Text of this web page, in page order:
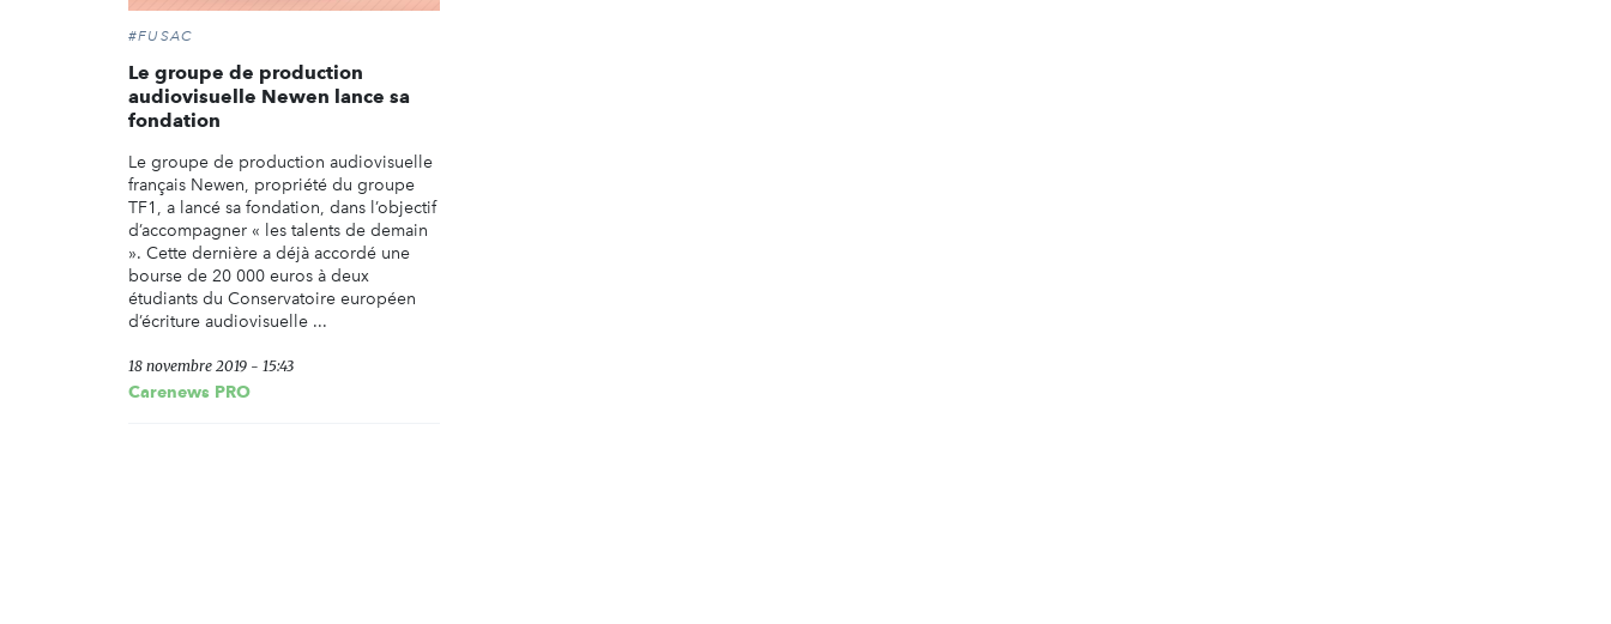
#FUSAC
Le groupe de production
audiovisuelle Newen lance sa
fondation
Le groupe de production audiovisuelle
français Newen, propriété du groupe
TF1, a lancé sa fondation, dans l’objectif
d’accompagner « les talents de demain
». Cette dernière a déjà accordé une
bourse de 20 000 euros à deux
étudiants du Conservatoire européen
d’écriture audiovisuelle ...
18 novembre 2019 - 15:43
Carenews PRO